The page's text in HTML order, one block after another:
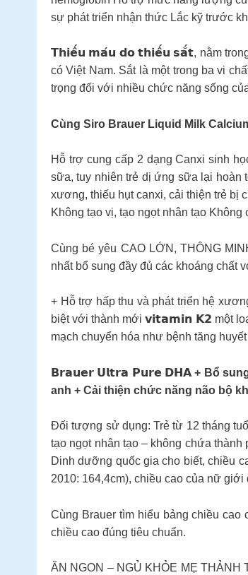
sự phát triển nhận thức Lắc kỹ trước
𝗧𝗵𝗶𝗲̂́𝘂 𝗺𝗮́𝘂 𝗱𝗼 𝘁𝗵𝗶𝗲̂́𝘂 𝘀𝗮̆́𝘁, nằm trong
có Việt Nam. Sắt là một trong ba vi
trọng đối với nhiều chức năng sống
Cùng Siro Brauer Liquid Milk
Hỗ trợ cung cấp 2 dạng Canxi sinh
sữa, tuy nhiên trẻ dị ứng sữa lại hoàn
xương, thiếu hụt canxi, cải thiện trẻ
Không tạo vị, tạo ngọt nhân tạo
Cùng bé yêu CAO LỚN, THÔNG
nhất bổ sung đầy đủ các khoáng chất
+ Hỗ trợ hấp thu và phát triển hệ
biệt với thành mới 𝘃𝗶𝘁𝗮𝗺𝗶𝗻 𝗞𝟮 một
mạch chuyển hóa như bệnh tăng
𝗕𝗿𝗮𝘂𝗲𝗿 𝗨𝗹𝘁𝗿𝗮 𝗣𝘂𝗿𝗲 𝗗𝗛𝗔 + Bổ
anh + Cải thiện chức năng não bộ
Đối tượng sử dụng: Trẻ từ 12 tháng
tạo ngọt nhân tạo – không chứa
Dinh dưỡng quốc gia cho biết, chiều
2010: 164,4cm), chiều cao của nữ
Cùng Brauer tìm hiểu bảng chiều
chiều cao đúng tiêu chuẩn.
ĂN NGON – NGỦ KHỎE MẸ THẢNH